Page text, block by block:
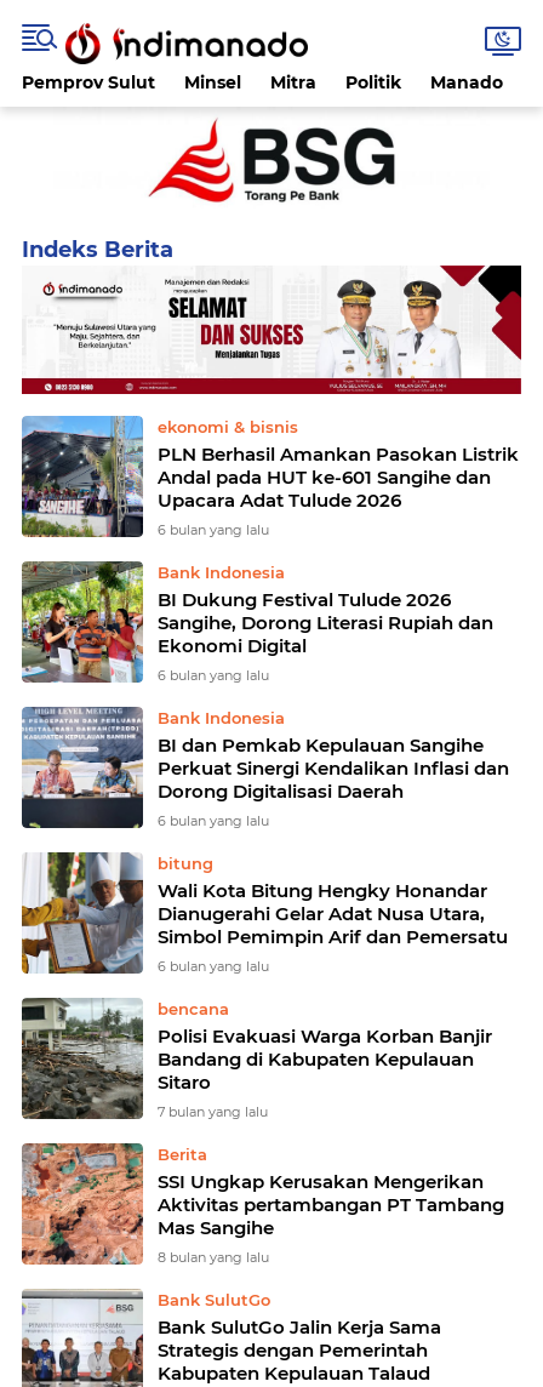
Pemprov Sulut Minsel Mitra Politik Manado
ekonomi & bisnis
PLN Berhasil Amankan Pasokan Listrik
Andal pada HUT ke-601 Sangihe dan
Upacara Adat Tulude 2026
6 bulan yang lalu
Bank Indonesia
BI Dukung Festival Tulude 2026
Sangihe, Dorong Literasi Rupiah dan
Ekonomi Digital
6 bulan yang lalu
Bank Indonesia
BI dan Pemkab Kepulauan Sangihe
Perkuat Sinergi Kendalikan Inflasi dan
Dorong Digitalisasi Daerah
6 bulan yang lalu
bitung
Wali Kota Bitung Hengky Honandar
Dianugerahi Gelar Adat Nusa Utara,
Simbol Pemimpin Arif dan Pemersatu
6 bulan yang lalu
bencana
Polisi Evakuasi Warga Korban Banjir
Bandang di Kabupaten Kepulauan
Sitaro
7 bulan yang lalu
Berita
SSI Ungkap Kerusakan Mengerikan
Aktivitas pertambangan PT Tambang
Mas Sangihe
8 bulan yang lalu
Bank SulutGo
Bank SulutGo Jalin Kerja Sama
Strategis dengan Pemerintah
Kabupaten Kepulauan Talaud